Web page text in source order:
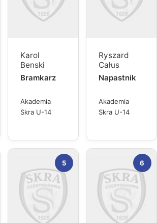
Karol
Benski
Bramkarz
Akademia
Skra U-14
Ryszard
Całus
Napastnik
Akademia
Skra U-14
5 6